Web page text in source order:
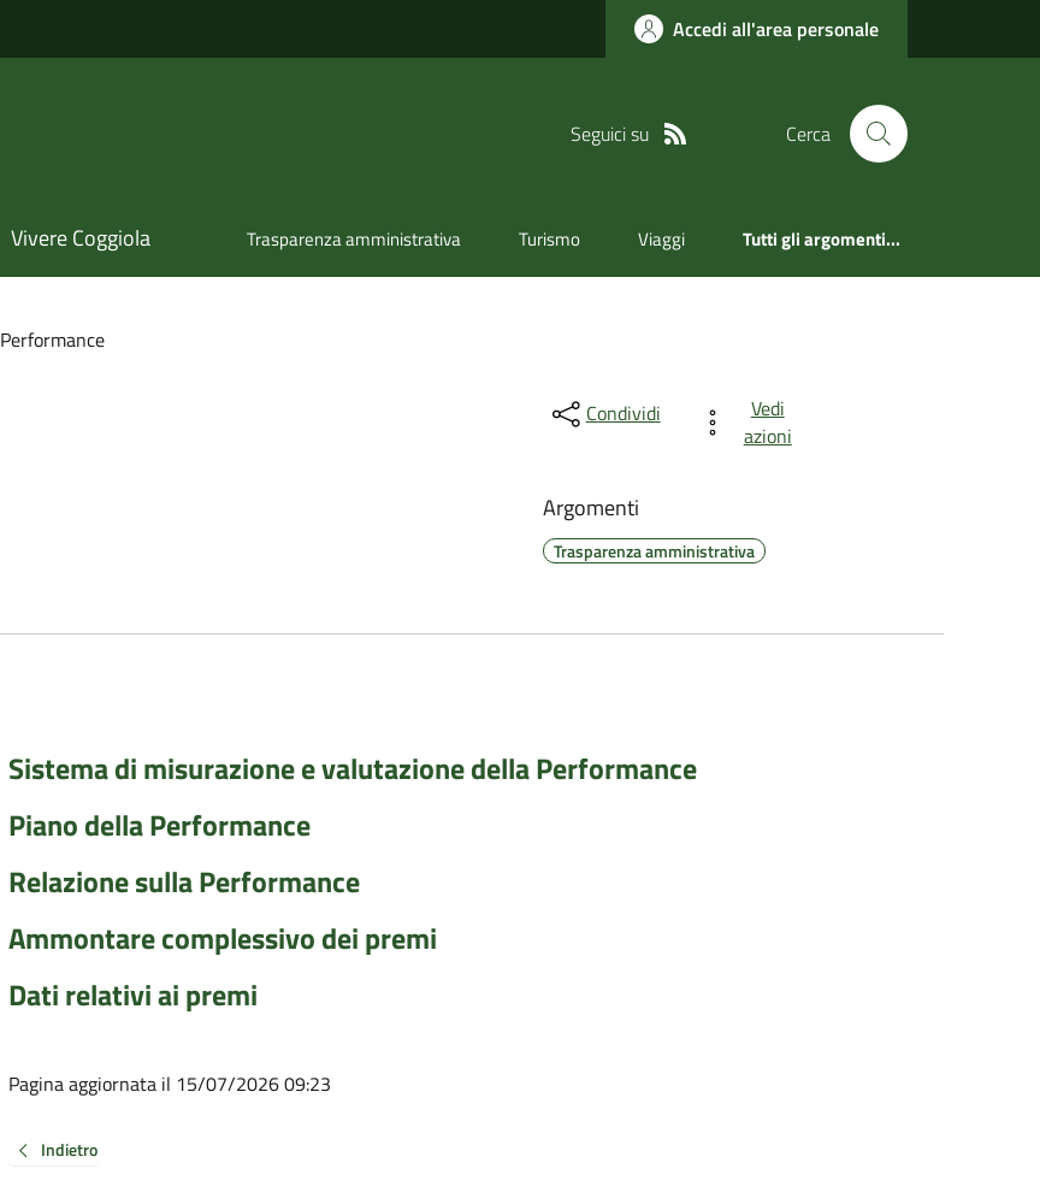
Accedi all'area personale
Seguici su Cerca
Vivere Coggiola Trasparenza amministrativa Turismo Viaggi Tutti gli argomenti...
Performance
Condividi
Vedi
azioni
Argomenti
Trasparenza amministrativa
Sistema di misurazione e valutazione della Performance
Piano della Performance
Relazione sulla Performance
Ammontare complessivo dei premi
Dati relativi ai premi
Pagina aggiornata il 15/07/2026 09:23
Indietro